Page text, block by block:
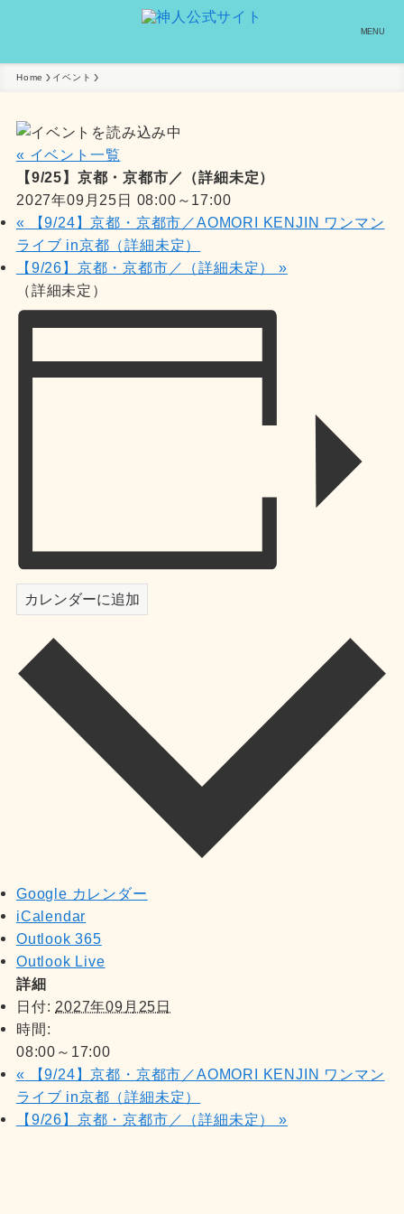
MENU
Home イベント
« イベント一覧
【9/25】京都・京都市／（詳細未定）
2027年09月25日 08:00 ～ 17:00
« 【9/24】京都・京都市／AOMORI KENJIN ワンマン
ライブ in京都（詳細未定）
【9/26】京都・京都市／（詳細未定）»
（詳細未定）
カレンダーに追加
Google カレンダー
iCalendar
Outlook 365
Outlook Live
詳細
日付: 2027年09月25日
時間:
08:00～17:00
« 【9/24】京都・京都市／AOMORI KENJIN ワンマン
ライブ in京都（詳細未定）
【9/26】京都・京都市／（詳細未定）»